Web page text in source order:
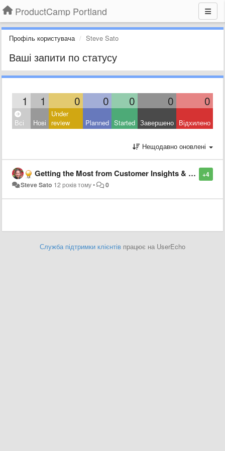
ProductCamp Portland
Профіль користувача Steve Sato
Ваші запити по статусу
1 1 0 0 0 0 0
Всі Нові
Under
review
Planned Started Завершено Відхилено
Нещодавно оновлені
+4
Getting the Most from Customer Insights & Trends in Shaping a Strategy
Steve Sato 12 років тому• 0
Служба підтримки клієнтів працює на UserEcho